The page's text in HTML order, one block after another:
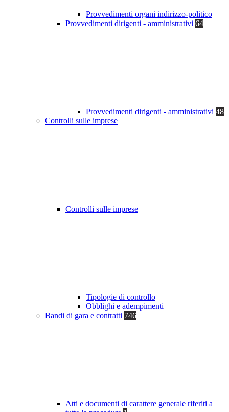
Provvedimenti organi indirizzo-politico
Provvedimenti dirigenti - amministrativi 64
Provvedimenti dirigenti - amministrativi 48
Controlli sulle imprese
Controlli sulle imprese
Tipologie di controllo
Obblighi e adempimenti
Bandi di gara e contratti 746
Atti e documenti di carattere generale riferiti a